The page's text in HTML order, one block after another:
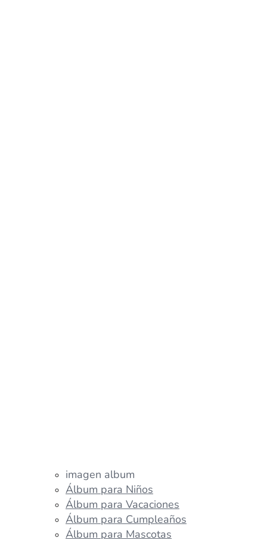
imagen album
Álbum para Niños
Álbum para Vacaciones
Álbum para Cumpleaños
Álbum para Mascotas